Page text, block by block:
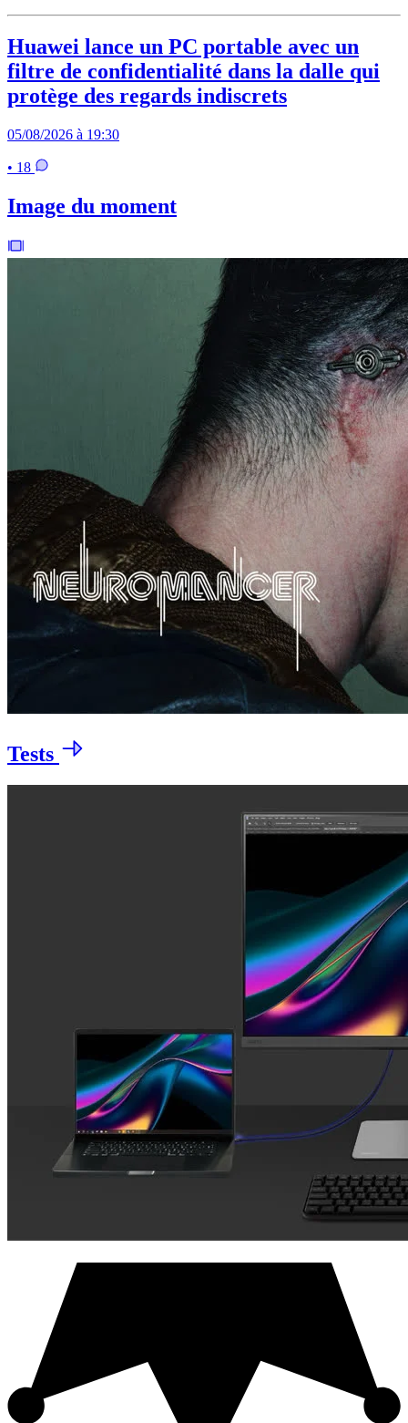
Huawei lance un PC portable avec un
filtre de confidentialité dans la dalle qui
protège des regards indiscrets
05/08/2026 à 19:30
• 18
Image du moment
Tests